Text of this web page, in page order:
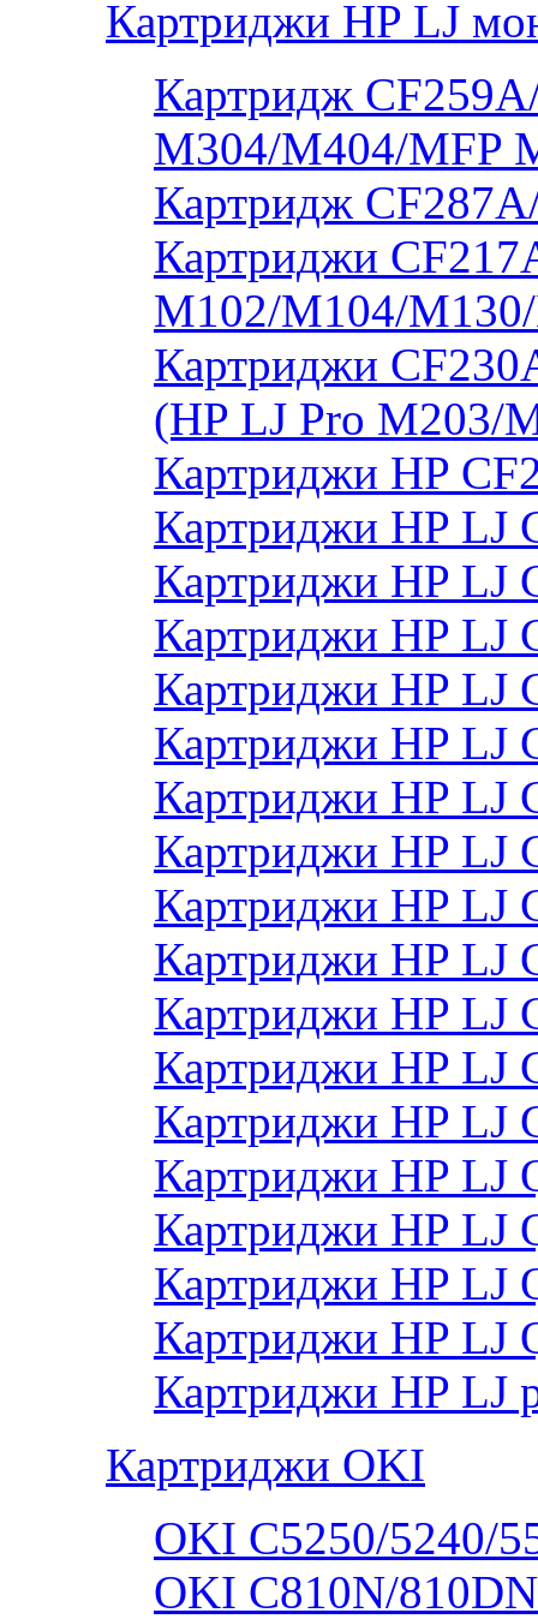
Картриджи HP LJ
Картридж
M304/M404/MFP
Картридж
Картриджи
M102/M104/
Картриджи
(HP LJ Pro M203/
Картриджи HP
Картриджи HP LJ
Картриджи HP LJ
Картриджи HP LJ
Картриджи HP LJ
Картриджи HP LJ
Картриджи HP LJ
Картриджи HP LJ
Картриджи HP LJ
Картриджи HP LJ
Картриджи HP LJ
Картриджи HP LJ
Картриджи HP LJ
Картриджи HP LJ
Картриджи HP LJ
Картриджи HP LJ
Картриджи HP LJ
Картриджи HP LJ
Картриджи OKI
OKI C5250/5240/
OKI C810N/